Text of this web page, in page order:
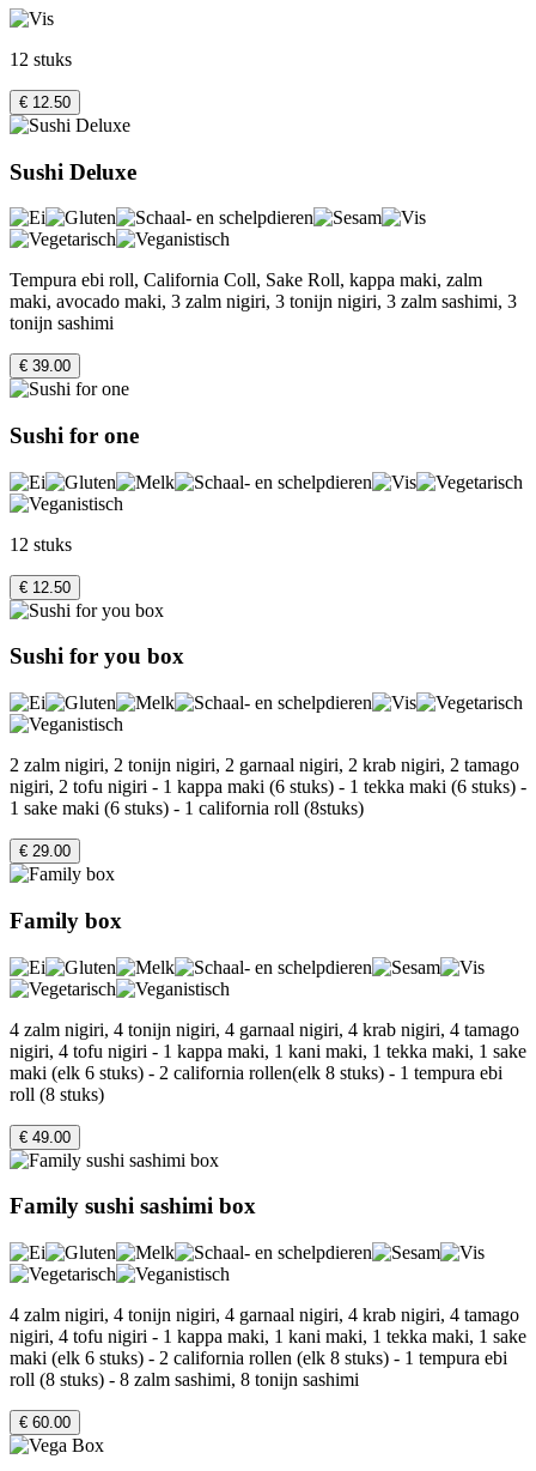
12 stuks
€ 12.50
Sushi Deluxe
Tempura ebi roll, California Coll, Sake Roll, kappa maki, zalm
maki, avocado maki, 3 zalm nigiri, 3 tonijn nigiri, 3 zalm sashimi, 3
tonijn sashimi
€ 39.00
Sushi for one
12 stuks
€ 12.50
Sushi for you box
2 zalm nigiri, 2 tonijn nigiri, 2 garnaal nigiri, 2 krab nigiri, 2 tamago
nigiri, 2 tofu nigiri - 1 kappa maki (6 stuks) - 1 tekka maki (6 stuks) -
1 sake maki (6 stuks) - 1 california roll (8stuks)
€ 29.00
Family box
4 zalm nigiri, 4 tonijn nigiri, 4 garnaal nigiri, 4 krab nigiri, 4 tamago
nigiri, 4 tofu nigiri - 1 kappa maki, 1 kani maki, 1 tekka maki, 1 sake
maki (elk 6 stuks) - 2 california rollen(elk 8 stuks) - 1 tempura ebi
roll (8 stuks)
€ 49.00
Family sushi sashimi box
4 zalm nigiri, 4 tonijn nigiri, 4 garnaal nigiri, 4 krab nigiri, 4 tamago
nigiri, 4 tofu nigiri - 1 kappa maki, 1 kani maki, 1 tekka maki, 1 sake
maki (elk 6 stuks) - 2 california rollen (elk 8 stuks) - 1 tempura ebi
roll (8 stuks) - 8 zalm sashimi, 8 tonijn sashimi
€ 60.00